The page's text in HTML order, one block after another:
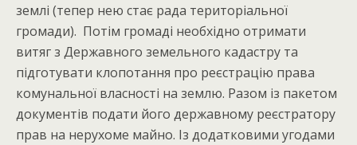
землі (тепер нею стає рада територіальної
громади). Потім громаді необхідно отримати
витяг з Державного земельного кадастру та
підготувати клопотання про реєстрацію права
комунальної власності на землю. Разом із пакетом
документів подати його державному реєстратору
прав на нерухоме майно. Із додатковими угодами